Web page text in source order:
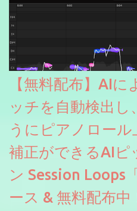
【無料配布】AI
ッチを自動検出し
うにピアノロー
補正ができるAIピ
ン Session Loops
ース & 無料配布中